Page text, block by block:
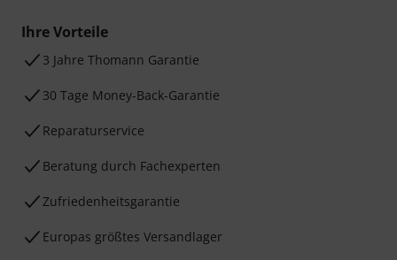
Ihre Vorteile
3 Jahre Thomann Garantie
30 Tage Money-Back-Garantie
Reparaturservice
Beratung durch Fachexperten
Zufriedenheitsgarantie
Europas größtes Versandlager